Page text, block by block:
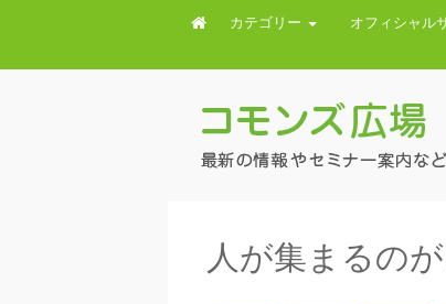
カテゴリー オフィシャル
人が集まるの